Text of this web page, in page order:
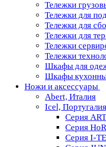
Тележки
Тележки для
Тележки для
Тележки для
Тележки
Тележки
Шкафы для
Шкафы
Ножи и аксессуары
Abert, Италия
Icel, Португалия
Серия
Серия
Серия I-